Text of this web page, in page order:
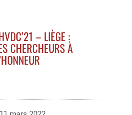
– LIÈGE :
CHERCHEURS À